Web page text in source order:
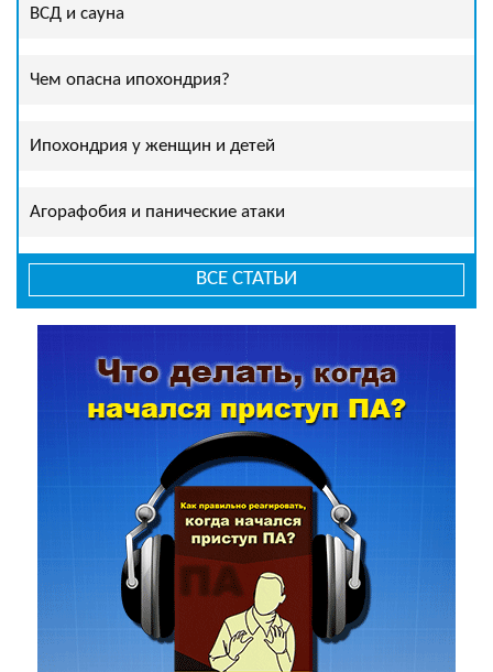
ВСД и сауна
Чем опасна ипохондрия?
Ипохондрия у женщин и детей
Агорафобия и панические атаки
ВСЕ СТАТЬИ